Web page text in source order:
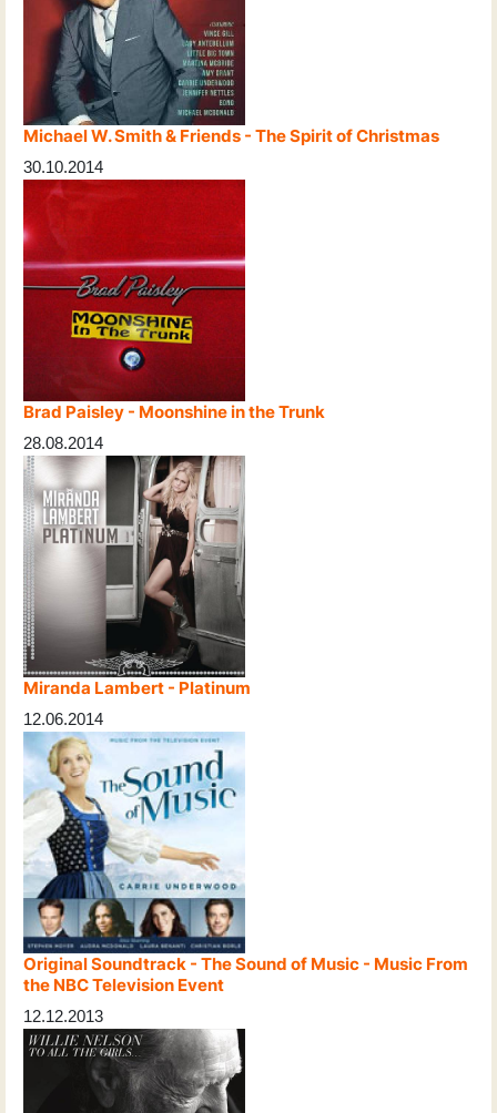
Michael W. Smith & Friends - The Spirit of Christmas
30.10.2014
Brad Paisley - Moonshine in the Trunk
28.08.2014
Miranda Lambert - Platinum
12.06.2014
Original Soundtrack - The Sound of Music - Music From
the NBC Television Event
12.12.2013